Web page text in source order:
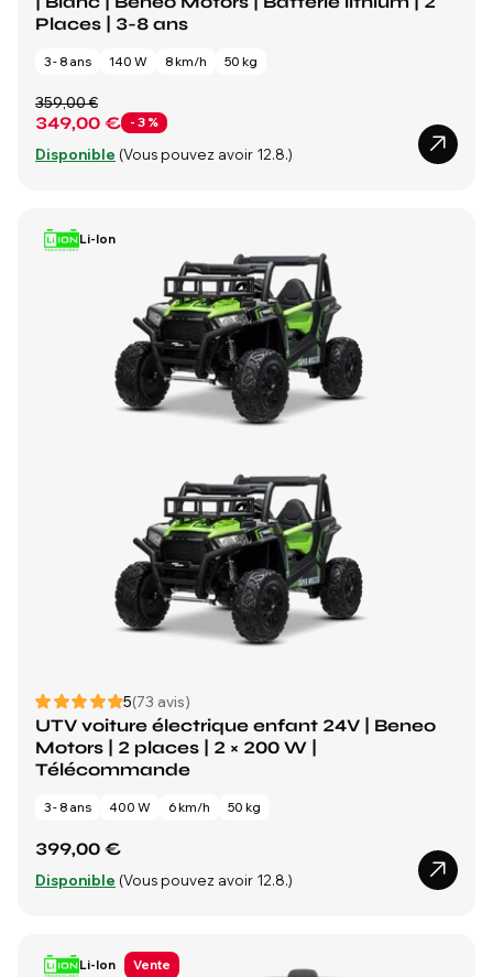
Places | 3-8 ans
3 - 8 ans 140 W 8 km/h 50 kg
349,00 € - 3 %
359,00 €
Disponible (Vous pouvez avoir 12.8.)
Li-Ion
5(73 avis)
UTV voiture électrique enfant 24V | Beneo
Motors | 2 places | 2 × 200 W |
Télécommande
3 - 8 ans 400 W 6 km/h 50 kg
399,00 €
Disponible (Vous pouvez avoir 12.8.)
Li-Ion Vente